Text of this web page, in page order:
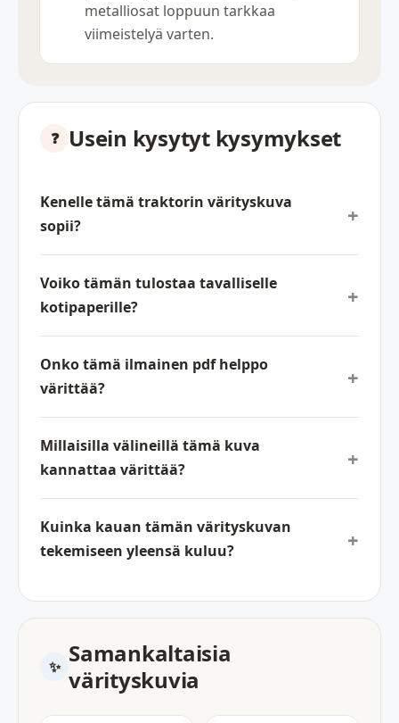
metalliosat loppuun tarkkaa
viimeistelyä varten.
Usein kysytyt kysymykset
Kenelle tämä traktorin värityskuva
sopii?
Voiko tämän tulostaa tavalliselle
kotipaperille?
Onko tämä ilmainen pdf helppo
värittää?
Millaisilla välineillä tämä kuva
kannattaa värittää?
Kuinka kauan tämän värityskuvan
tekemiseen yleensä kuluu?
Samankaltaisia
värityskuvia